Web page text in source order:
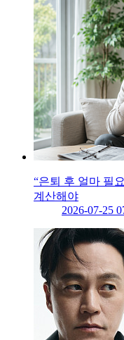
“은퇴 후 얼마 필
계산해야
2026-07-25